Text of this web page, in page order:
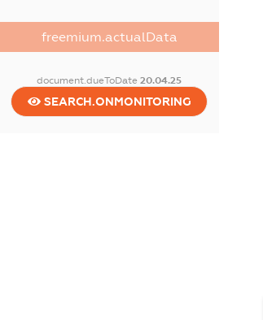
freemium.actualData
document.dueToDate20.04.25
SEARCH.ONMONITORING